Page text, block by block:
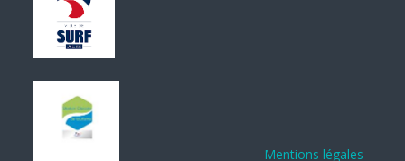
Mentions légales